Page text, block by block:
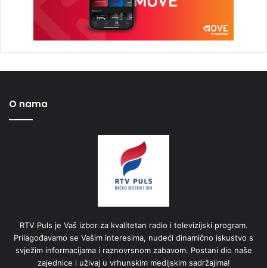
O nama
RTV Puls je Vaš izbor za kvalitetan radio i televizijski program.
Prilagođavamo se Vašim interesima, nudeći dinamično iskustvo s
svježim informacijama i raznovrsnom zabavom. Postani dio naše
zajednice i uživaj u vrhunskim medijskim sadržajima!